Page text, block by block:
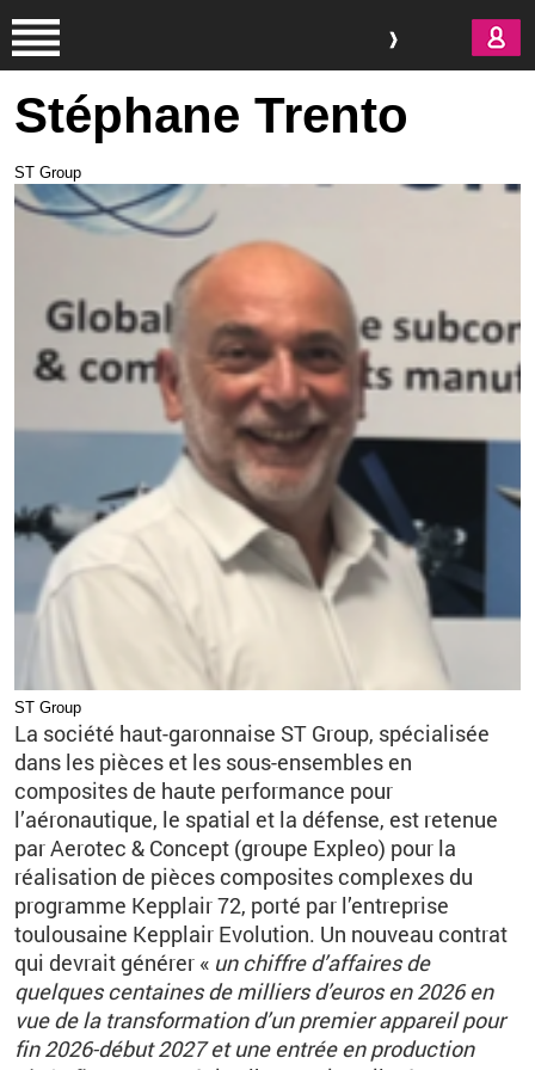
Stéphane Trento
ST Group
ST Group
La société haut-garonnaise ST Group, spécialisée
dans les pièces et les sous-ensembles en
composites de haute performance pour
l’aéronautique, le spatial et la défense, est retenue
par Aerotec & Concept (groupe Expleo) pour la
réalisation de pièces composites complexes du
programme Kepplair72, porté par l’entreprise
toulousaine Kepplair Evolution. Un nouveau contrat
qui devrait générer « un chiffre d’affaires de
quelques centaines de milliers d’euros en 2026 en
vue de la transformation d’un premier appareil pour
fin 2026-début 2027 et une entrée en production